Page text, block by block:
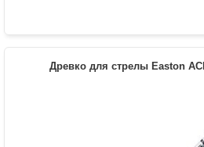
Древко для стрелы Easton